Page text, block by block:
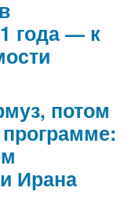
года — к
потом
Ирана